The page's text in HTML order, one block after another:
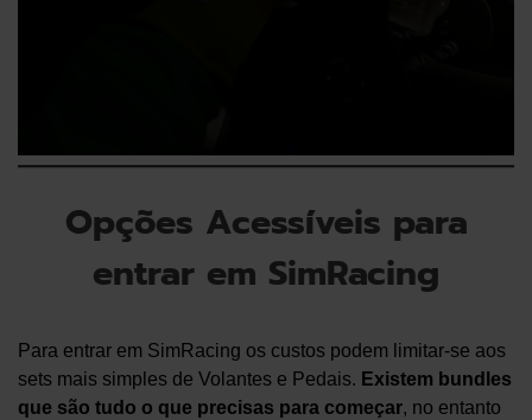
Opções Acessíveis para
entrar em SimRacing
Para entrar em SimRacing os custos podem limitar-se aos
sets mais simples de Volantes e Pedais. Existem bundles
que são tudo o que precisas para começar, no entanto